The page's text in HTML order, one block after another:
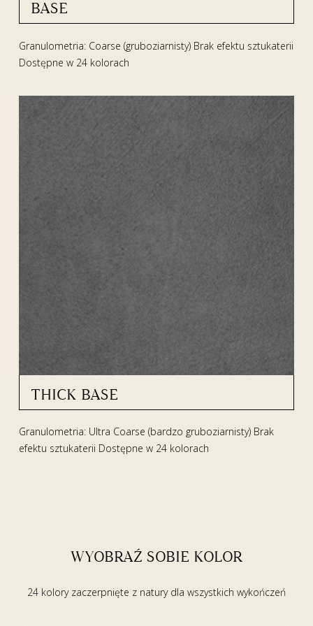
BASE
Granulometria: Coarse (gruboziarnisty) Brak efektu sztukaterii
Dostępne w 24 kolorach
THICK BASE
Granulometria: Ultra Coarse (bardzo gruboziarnisty) Brak
efektu sztukaterii Dostępne w 24 kolorach
WYOBRAŹ SOBIE KOLOR
24 kolory zaczerpnięte z natury dla wszystkich wykończeń